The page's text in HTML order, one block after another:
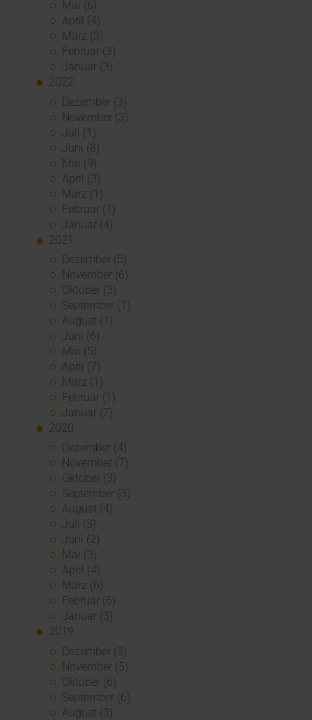
Mai (6)
April (4)
März (3)
Februar (3)
Januar (3)
2022
Dezember (3)
November (3)
Juli (1)
Juni (8)
Mai (9)
April (3)
März (1)
Februar (1)
Januar (4)
2021
Dezember (5)
November (6)
Oktober (3)
September (1)
August (1)
Juni (6)
Mai (5)
April (7)
März (1)
Februar (1)
Januar (7)
2020
Dezember (4)
November (7)
Oktober (3)
September (3)
August (4)
Juli (3)
Juni (2)
Mai (3)
April (4)
März (6)
Februar (6)
Januar (3)
2019
Dezember (3)
November (5)
Oktober (6)
September (6)
August (3)